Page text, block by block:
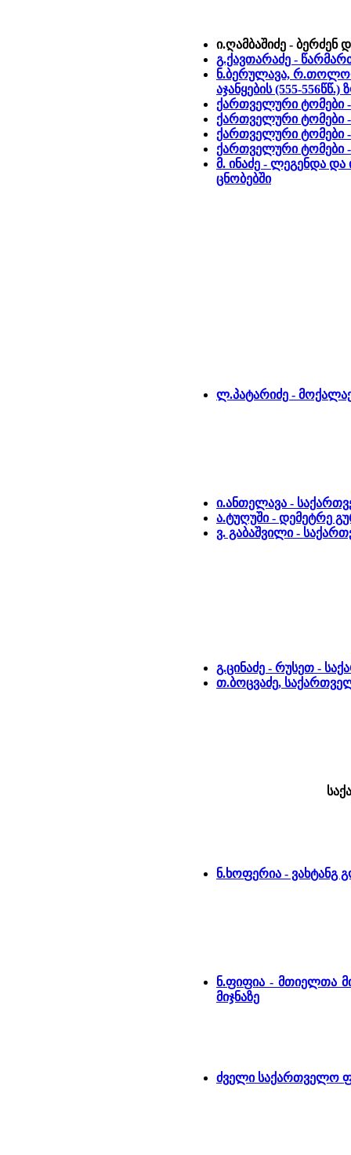
ი.ღამბაშიძე -
გ.ქავთარაძე -
ნ.ბერულავა,
აჯანყების (555-
ქართველური ტომები -
ქართველური ტომები -
ქართველური ტომები
ქართველური ტომები
მ. ინაძე - ლეგენდა
ცნობებში
ლ.პატარიძე -
ი.ანთელავა -
ა.ტუღუში - დემეტრე
ვ. გაბაშვილი -
გ.ცინაძე - რუსეთ -
თ.ბოცვაძე,
ნ.ხოფერია - ვახტანგ
ნ.ფიფია - მთიელთა
მიჯნაზე
ძველი საქართველო